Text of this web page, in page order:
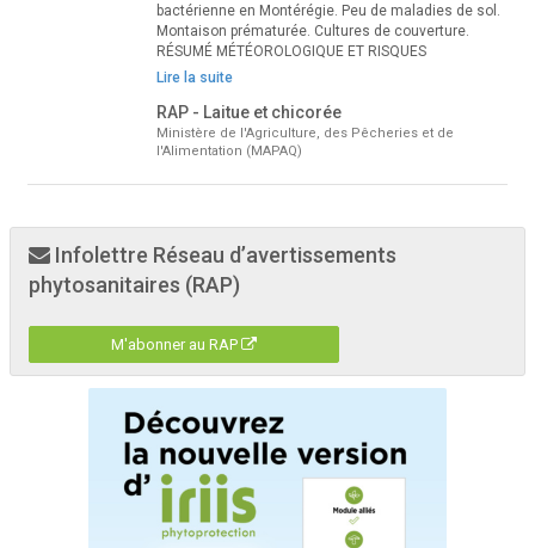
bactérienne en Montérégie. Peu de maladies de sol.
Montaison prématurée. Cultures de couverture.
RÉSUMÉ MÉTÉOROLOGIQUE ET RISQUES
Lire la suite
RAP - Laitue et chicorée
Ministère de l'Agriculture, des Pêcheries et de
l'Alimentation (MAPAQ)
Infolettre Réseau d’avertissements
phytosanitaires (RAP)
M'abonner au RAP